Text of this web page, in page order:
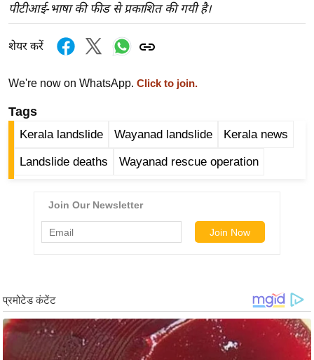
ख्सि
य
त
ग
इं
डि
या
सा
टो
व
र्ल्ड
न्यू
पीटीआई-भाषा की फीड से प्रकाशित की गयी है।
शेयर करें
We're now on WhatsApp. Click to join.
Tags
Kerala landslide Wayanad landslide Kerala news
Landslide deaths Wayanad rescue operation